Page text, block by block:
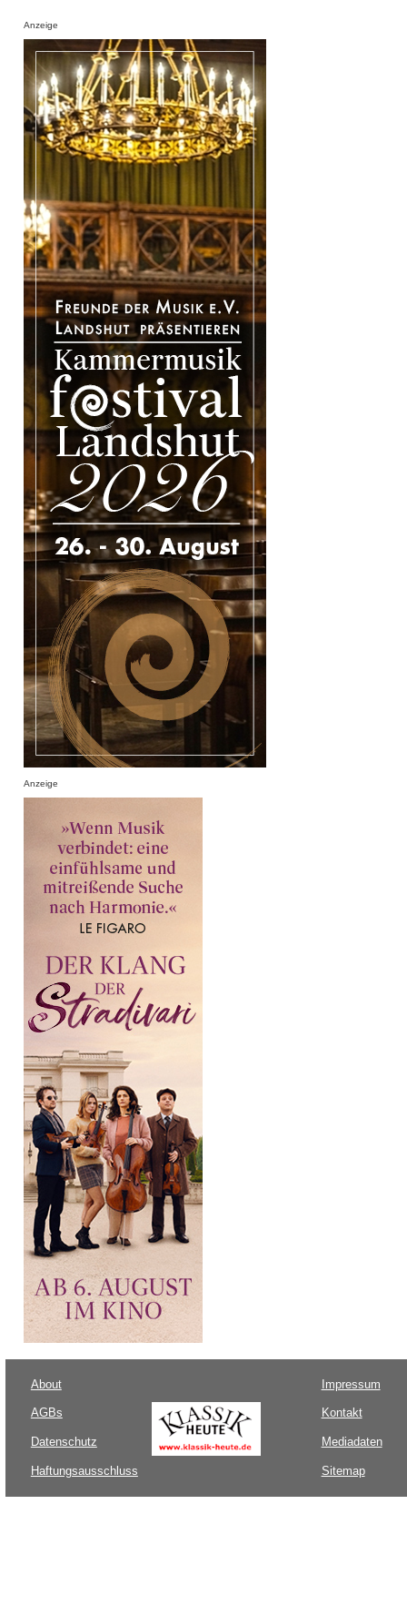
Anzeige
Anzeige
About
AGBs
Datenschutz
Haftungsausschluss
Impressum
Kontakt
Mediadaten
Sitemap